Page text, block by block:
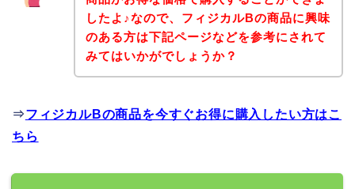
したよ♪なので、フィジカルBの商品に興味
のある方は下記ページなどを参考にされて
みてはいかがでしょうか？
⇒フィジカルBの商品を今すぐお得に購入したい方はこ
ちら